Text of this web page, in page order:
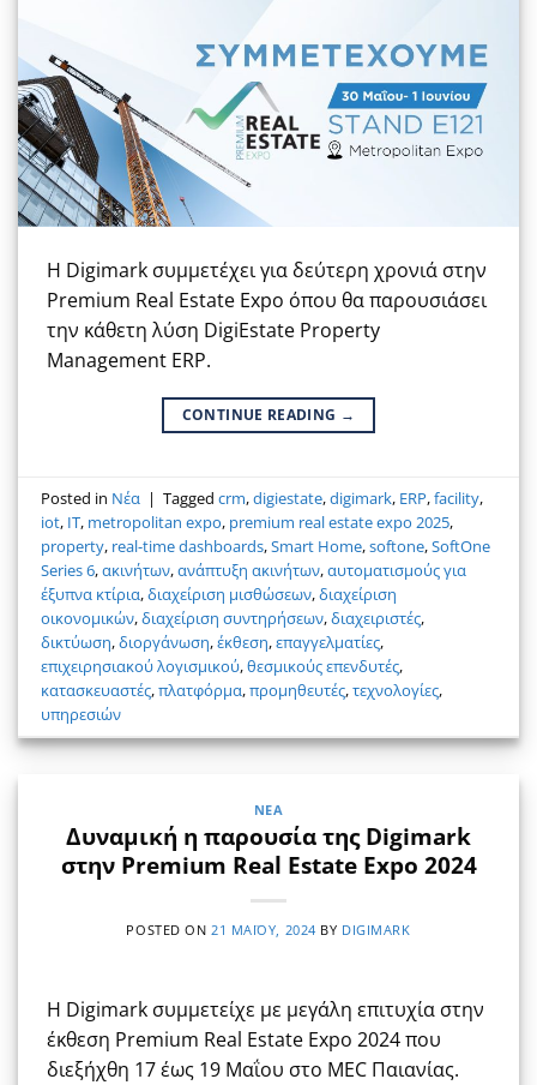
Η Digimark συμμετέχει για δεύτερη χρονιά στην
Premium Real Estate Expo όπου θα παρουσιάσει
την κάθετη λύση DigiEstate Property
Management ERP.
CONTINUE READING →
Posted in Νέα | Taggedcrm,digiestate,digimark, ERP,facility,
iot, IT, metropolitan expo, premium real estate expo 2025,
property, real-time dashboards,Smart Home,softone,SoftOne
Series 6,ακινήτων,ανάπτυξη ακινήτων,αυτοματισμούς για
έξυπνα κτίρια,διαχείριση μισθώσεων,διαχείριση
οικονομικών,διαχείριση συντηρήσεων,διαχειριστές,
δικτύωση,διοργάνωση,έκθεση,επαγγελματίες,
επιχειρησιακού λογισμικού,θεσμικούς επενδυτές,
κατασκευαστές,πλατφόρμα,προμηθευτές,τεχνολογίες,
υπηρεσιών
ΝΈΑ
Δυναμική η παρουσία της Digimark
στην Premium Real Estate Expo 2024
POSTED ON21 ΜΑΪ́ΟΥ, 2024 BY DIGIMARK
Η Digimark συμμετείχε με μεγάλη επιτυχία στην
έκθεση Premium Real Estate Expo 2024 που
διεξήχθη 17 έως 19 Μαΐου στο MEC Παιανίας.